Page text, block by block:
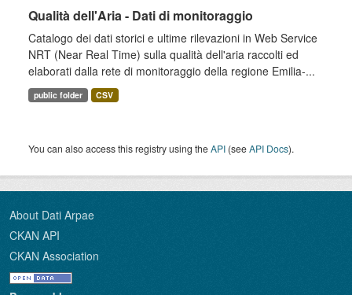
Qualità dell'Aria - Dati di monitoraggio
Catalogo dei dati storici e ultime rilevazioni in Web Service
NRT (Near Real Time) sulla qualità dell'aria raccolti ed
elaborati dalla rete di monitoraggio della regione Emilia-...
public folder CSV
You can also access this registry using theAPI (seeAPI Docs).
About Dati Arpae
CKAN API
CKAN Association